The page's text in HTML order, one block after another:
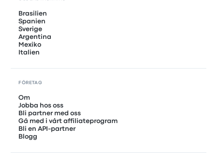
Brasilien
Spanien
Sverige
Argentina
Mexiko
Italien
FÖRETAG
Om
Jobba hos oss
Bli partner med oss
Gå med i vårt affiliateprogram
Bli en API-partner
Blogg